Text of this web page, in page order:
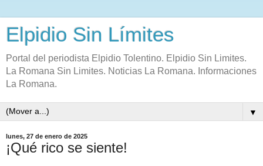
Elpidio Sin Límites
Portal del periodista Elpidio Tolentino. Elpidio Sin Limites.
La Romana Sin Limites. Noticias La Romana. Informaciones
La Romana.
▼
lunes, 27 de enero de 2025
¡Qué rico se siente!